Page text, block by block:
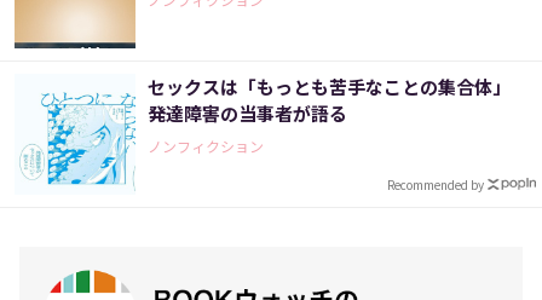
セックスは「もっとも苦手なことの集合体」
発達障害の当事者が語る
ノンフィクション
Recommended by